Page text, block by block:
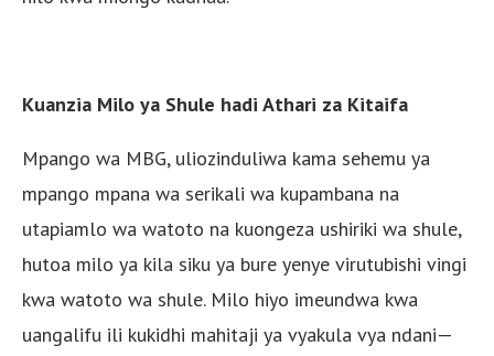
Kuanzia Milo ya Shule hadi Athari za Kitaifa
Mpango wa MBG, uliozinduliwa kama sehemu ya
mpango mpana wa serikali wa kupambana na
utapiamlo wa watoto na kuongeza ushiriki wa shule,
hutoa milo ya kila siku ya bure yenye virutubishi vingi
kwa watoto wa shule. Milo hiyo imeundwa kwa
uangalifu ili kukidhi mahitaji ya vyakula vya ndani—